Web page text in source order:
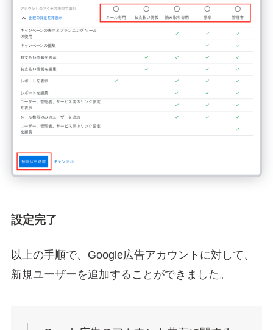
設定完了
以上の手順で、Google広告アカウントに対して、
新規ユーザーを追加することができました。